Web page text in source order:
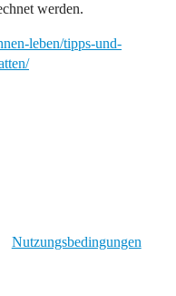
werden.
leben/tipps-und-
Nutzungsbedingungen